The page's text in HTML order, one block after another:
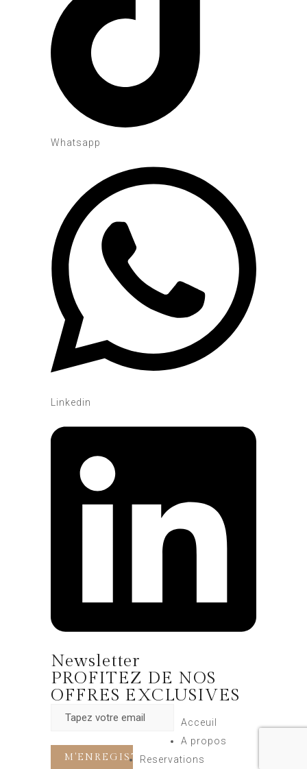
Whatsapp
Linkedin
Newsletter
PROFITEZ DE NOS
OFFRES EXCLUSIVES
Acceuil
A propos
Reservations